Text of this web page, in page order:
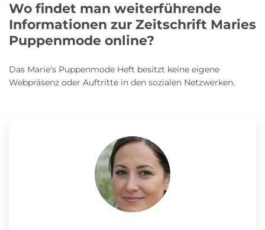
Wo findet man weiterführende
Informationen zur Zeitschrift Maries
Puppenmode online?
Das Marie's Puppenmode Heft besitzt keine eigene
Webpräsenz oder Auftritte in den sozialen Netzwerken.